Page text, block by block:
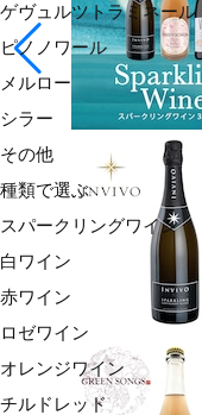
ゲヴュルツトラミネール
ピノノワール
メルロー
シラー
その他
種類で選ぶ
スパークリングワイン
白ワイン
赤ワイン
ロゼワイン
オレンジワイン
チルドレッド